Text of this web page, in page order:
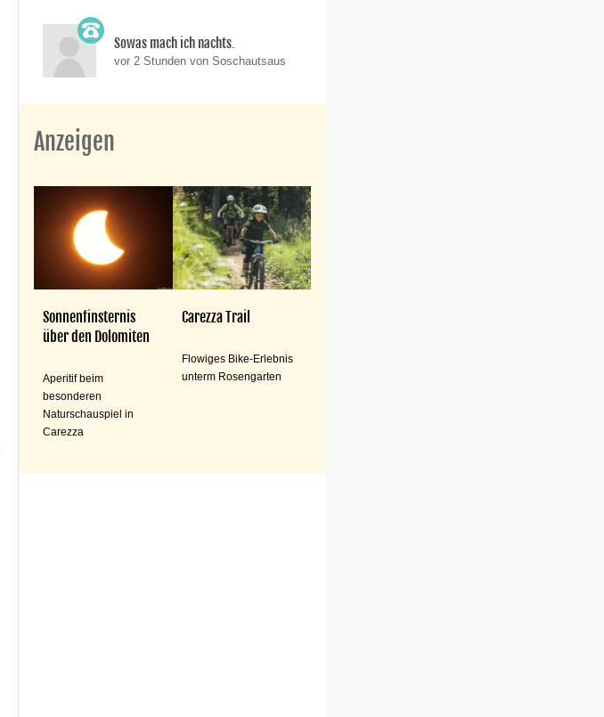
Sowas mach ich nachts.
vor 2 Stunden von Soschautsaus
Anzeigen
Sonnenfinsternis
über den Dolomiten
Aperitif beim
besonderen
Naturschauspiel in
Carezza
Carezza Trail
Flowiges Bike-Erlebnis
unterm Rosengarten